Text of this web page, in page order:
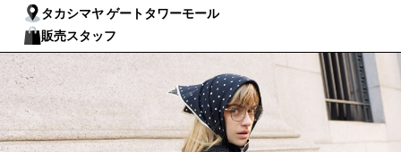
タカシマヤ ゲートタワーモール
販売スタッフ